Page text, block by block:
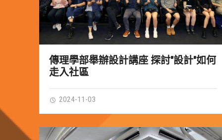
傳理學部舉辦設計講座 探討"設計"如何
走入社區
2024-11-03